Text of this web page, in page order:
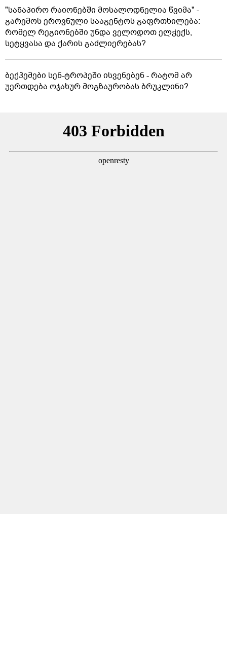
"სანაპირო რაიონებში მოსალოდნელია წვიმა" -
გარემოს ეროვნული სააგენტოს გაფრთხილება:
რომელ რეგიონებში უნდა ველოდოთ ელჭექს,
სეტყვასა და ქარის გაძლიერებას?
ბექჰემები სენ-ტროპეში ისვენებენ - რატომ არ
უერთდება ოჯახურ მოგზაურობას ბრუკლინი?